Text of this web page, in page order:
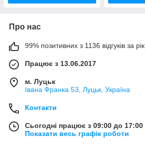
Про нас
99% позитивних з 1136 відгуків за рік
Працює з 13.06.2017
м. Луцьк
Івана Франка 53, Луцьк, Україна
Контакти
Сьогодні працює з 09:00 до 17:00
Показати весь графік роботи